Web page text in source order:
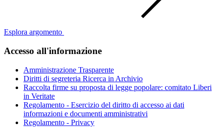
Esplora argomento
Accesso all'informazione
Amministrazione Trasparente
Diritti di segreteria Ricerca in Archivio
Raccolta firme su proposta di legge popolare: comitato Liberi
in Veritate
Regolamento - Esercizio del diritto di accesso ai dati
informazioni e documenti amministrativi
Regolamento - Privacy